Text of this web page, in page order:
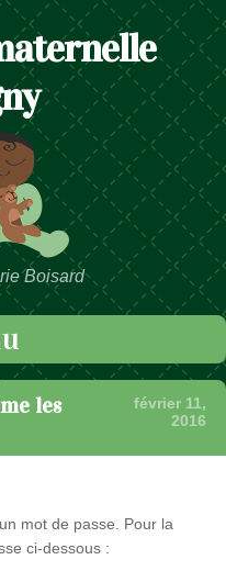
Boisard
les
février 11,
2016
mot de passe. Pour la
ci-dessous :